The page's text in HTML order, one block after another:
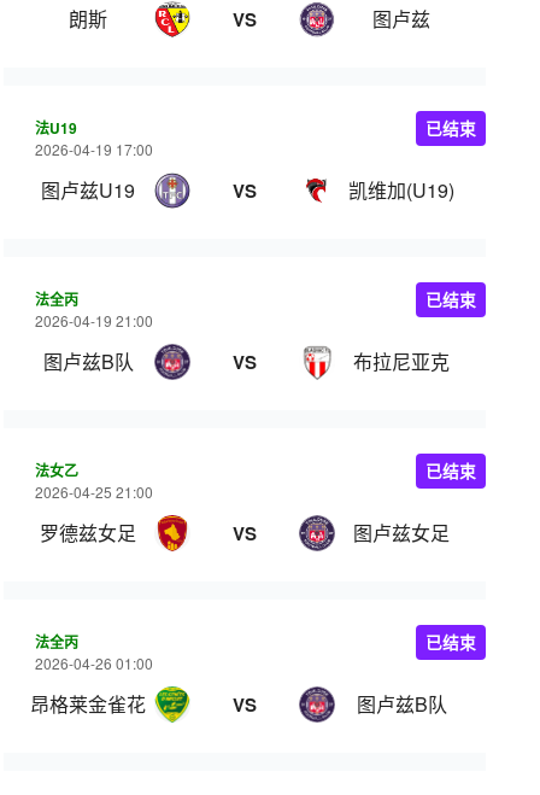
朗斯 VS 图卢兹
法U19
2026-04-19 17:00
图卢兹U19 VS 凯维加(U19)
已结束
法全丙
2026-04-19 21:00
图卢兹B队 VS 布拉尼亚克
已结束
法女乙
2026-04-25 21:00
罗德兹女足 VS 图卢兹女足
已结束
法全丙
2026-04-26 01:00
昂格莱金雀花 VS 图卢兹B队
已结束